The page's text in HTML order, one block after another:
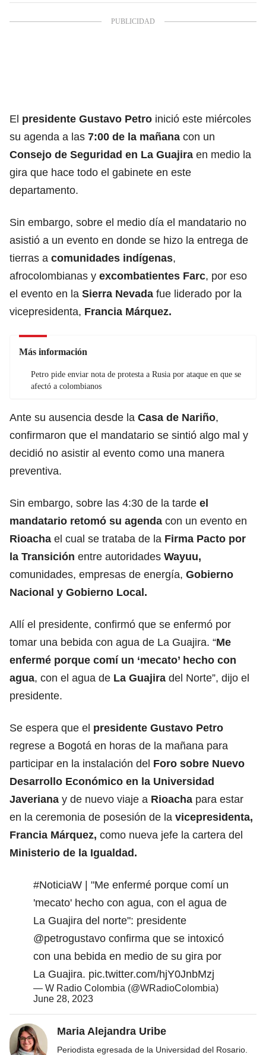
El presidente Gustavo Petro inició este miércoles
su agenda a las 7:00 de la mañana con un
Consejo de Seguridad en La Guajira en medio la
gira que hace todo el gabinete en este
departamento.
Sin embargo, sobre el medio día el mandatario no
asistió a un evento en donde se hizo la entrega de
tierras a comunidades indígenas,
afrocolombianas y excombatientes Farc, por eso
el evento en la Sierra Nevada fue liderado por la
vicepresidenta, Francia Márquez.
Más información
Petro pide enviar nota de protesta a Rusia por ataque en que se
afectó a colombianos
Ante su ausencia desde la Casa de Nariño,
confirmaron que el mandatario se sintió algo mal y
decidió no asistir al evento como una manera
preventiva.
Sin embargo, sobre las 4:30 de la tarde el
mandatario retomó su agenda con un evento en
Rioacha el cual se trataba de la Firma Pacto por
la Transición entre autoridades Wayuu,
comunidades, empresas de energía, Gobierno
Nacional y Gobierno Local.
Allí el presidente, confirmó que se enfermó por
tomar una bebida con agua de La Guajira. “Me
enfermé porque comí un ‘mecato’ hecho con
agua, con el agua de La Guajira del Norte”, dijo el
presidente.
Se espera que el presidente Gustavo Petro
regrese a Bogotá en horas de la mañana para
participar en la instalación del Foro sobre Nuevo
Desarrollo Económico en la Universidad
Javeriana y de nuevo viaje a Rioacha para estar
en la ceremonia de posesión de la vicepresidenta,
Francia Márquez, como nueva jefe la cartera del
Ministerio de la Igualdad.
#NoticiaW | "Me enfermé porque comí un
'mecato' hecho con agua, con el agua de
La Guajira del norte": presidente
@petrogustavo confirma que se intoxicó
con una bebida en medio de su gira por
La Guajira. pic.twitter.com/hjY0JnbMzj
— W Radio Colombia (@WRadioColombia)
June 28, 2023
Maria Alejandra Uribe
Periodista egresada de la Universidad del Rosario.